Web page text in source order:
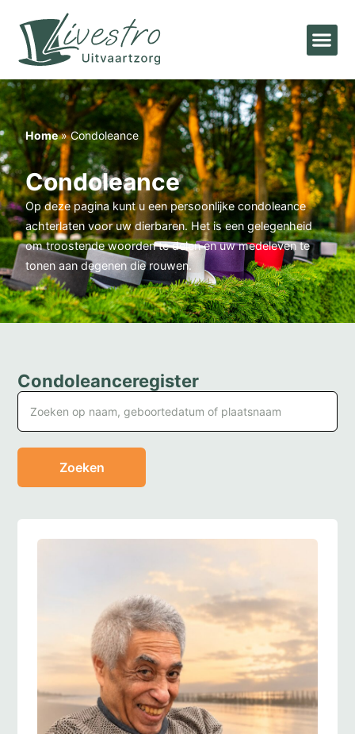
Home»Condoleance
Condoleance
Op deze pagina kunt u een persoonlijke condoleance
achterlaten voor uw dierbaren. Het is een gelegenheid
om troostende woorden te delen en uw medeleven te
tonen aan degenen die rouwen.
Condoleanceregister
Zoeken